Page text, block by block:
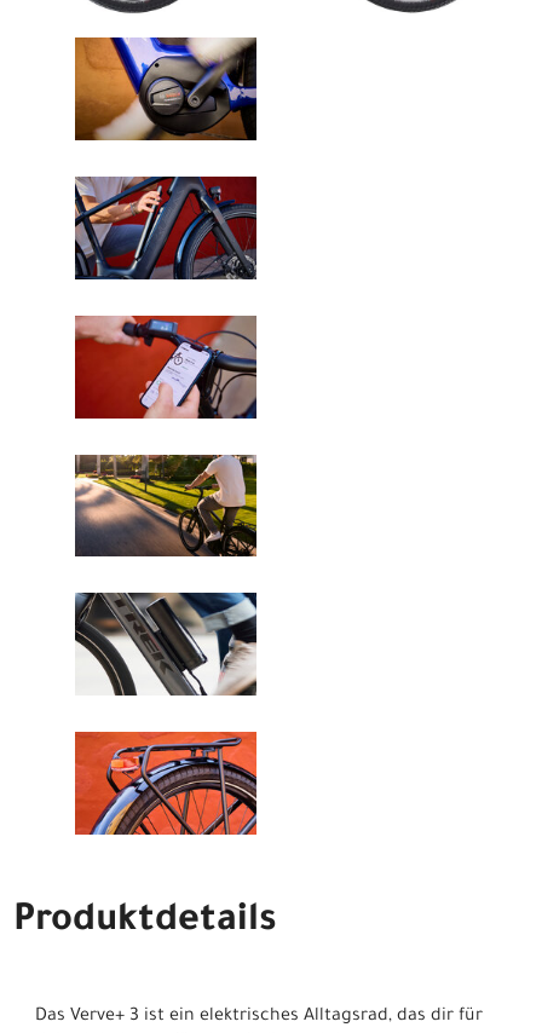
Produktdetails
Das Verve+ 3 ist ein elektrisches Alltagsrad, das dir für